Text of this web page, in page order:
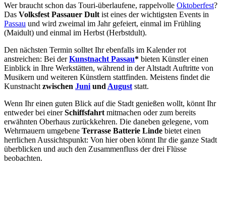
Wer braucht schon das Touri-überlaufene, rappelvolle Oktoberfest?
Das Volksfest Passauer Dult ist eines der wichtigsten Events in
Passau und wird zweimal im Jahr gefeiert, einmal im Frühling
(Maidult) und einmal im Herbst (Herbstdult).
Den nächsten Termin solltet Ihr ebenfalls im Kalender rot
anstreichen: Bei derKunstnacht Passau* bieten Künstler einen
Einblick in Ihre Werkstätten, während in der Altstadt Auftritte von
Musikern und weiteren Künstlern stattfinden. Meistens findet die
Kunstnacht zwischen Juni und August statt.
Wenn Ihr einen guten Blick auf die Stadt genießen wollt, könnt Ihr
entweder bei einerSchiffsfahrt mitmachen oder zum bereits
erwähnten Oberhaus zurückkehren. Die daneben gelegene, vom
Wehrmauern umgebene Terrasse Batterie Linde bietet einen
herrlichen Aussichtspunkt: Von hier oben könnt Ihr die ganze Stadt
überblicken und auch den Zusammenfluss der drei Flüsse
beobachten.